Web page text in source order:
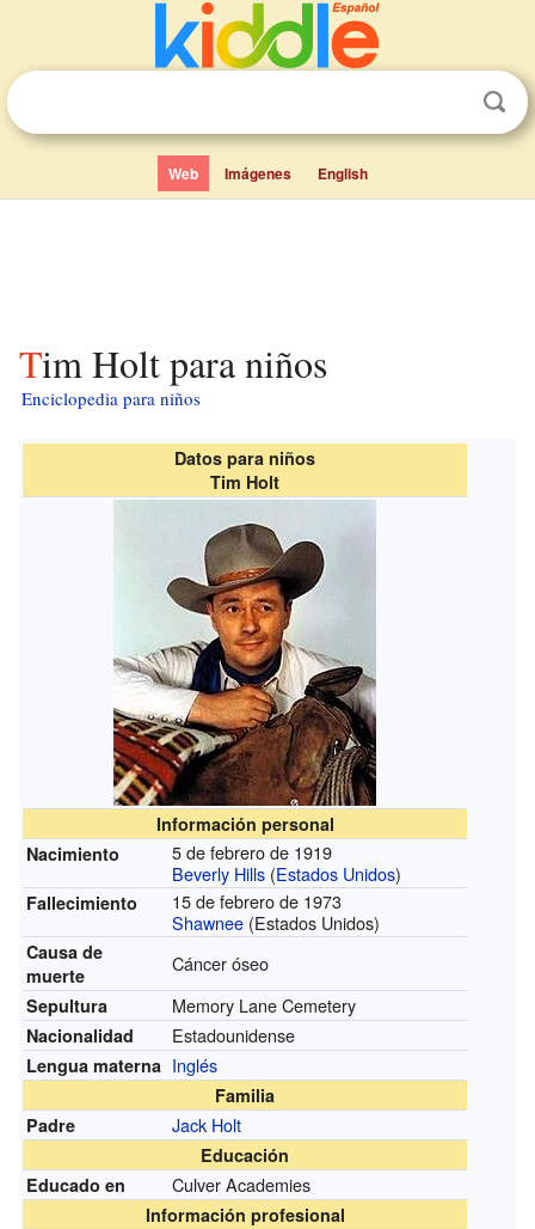
Web Imágenes English
Tim Holt para niños
Enciclopedia para niños
Datos para niños
Tim Holt
Información personal
Nacimiento
5 de febrero de 1919
Beverly Hills (Estados Unidos)
Fallecimiento
15 de febrero de 1973
Shawnee (Estados Unidos)
Causa de
muerte
Cáncer óseo
Sepultura Memory Lane Cemetery
Nacionalidad Estadounidense
Lengua materna Inglés
Familia
Padre
Jack Holt
Educación
Educado en
Culver Academies
Información profesional